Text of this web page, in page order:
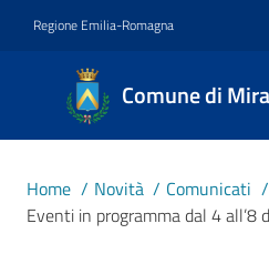
Regione Emilia-Romagna
Comune di
Comune
di
Mirandola
1597
Home / Novità / Comunicati /
Eventi in programma dal 4 all’8